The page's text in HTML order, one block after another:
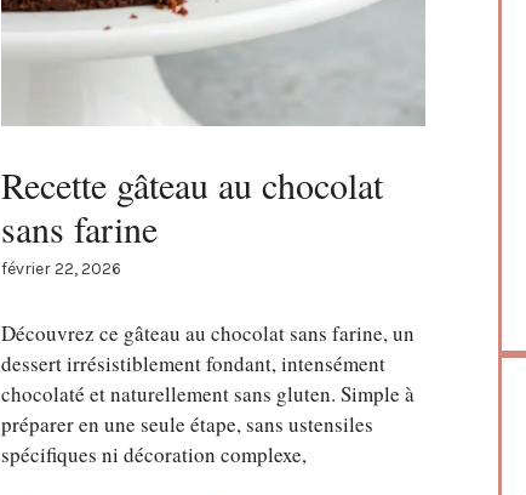
Recette gâteau au chocolat
sans farine
février 22, 2026
Découvrez ce gâteau au chocolat sans farine, un
dessert irrésistiblement fondant, intensément
chocolaté et naturellement sans gluten. Simple à
préparer en une seule étape, sans ustensiles
spécifiques ni décoration complexe,